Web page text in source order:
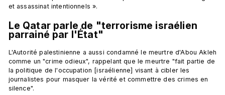
Le Qatar parle de "terrorisme israélien
parrainé par l'État"
L'Autorité palestinienne a aussi condamné le meurtre d'Abou Akleh
comme un "crime odieux", rappelant que le meurtre "fait partie de
la politique de l'occupation [israélienne] visant à cibler les
journalistes pour masquer la vérité et commettre des crimes en
silence".